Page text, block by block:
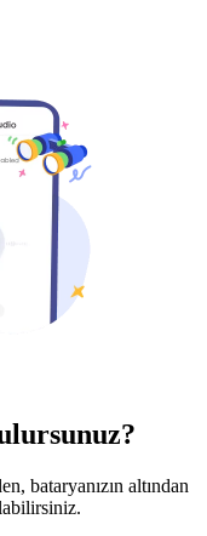
bataryanızın altından